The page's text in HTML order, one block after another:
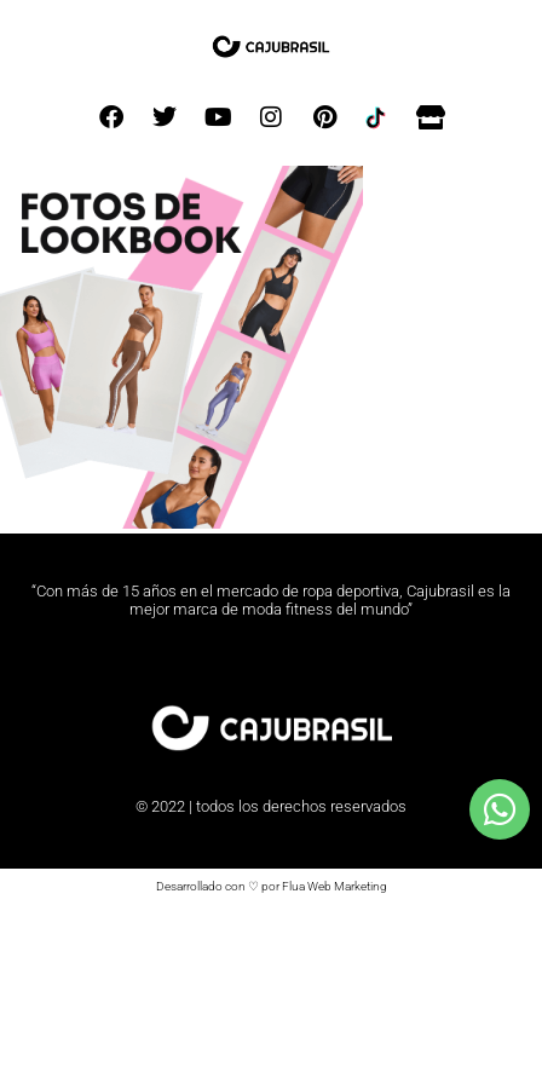
“Con más de 15 años en el mercado de ropa deportiva, Cajubrasil es la
mejor marca de moda fitness del mundo”
© 2022 | todos los derechos reservados
Desarrollado con ♡ por Flua Web Marketing